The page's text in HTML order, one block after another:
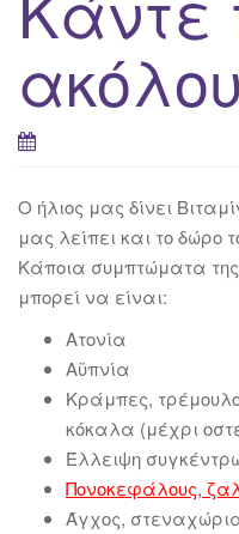
Ο ήλιος μας δίνει
μας λείπει και το δώρο
Κάποια συμπτώματα
μπορεί να είναι:
Ατονία
Αϋπνία
Κράμπες,
κόκαλα (μέχρι
Έλλειψη
Πονοκεφάλους,
Άγχος,